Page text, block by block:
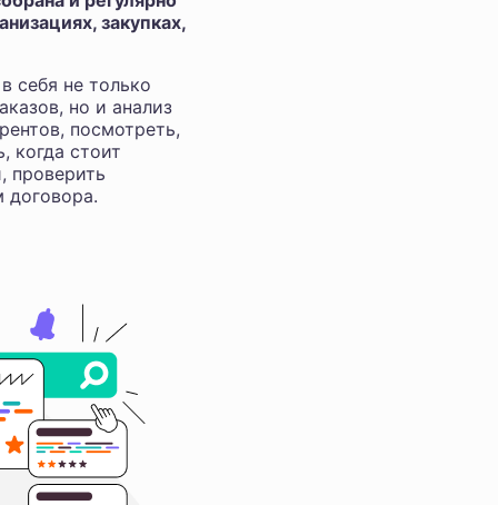
закупках,
себя не только
но и анализ
посмотреть,
когда стоит
проверить
договора.